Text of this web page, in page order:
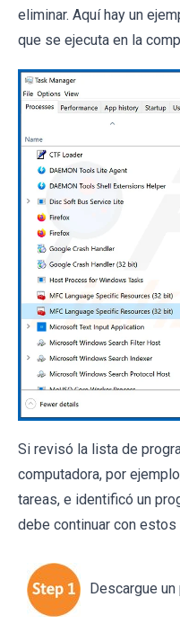
eliminar. Aquí hay un
que se ejecuta en la
Si revisó la lista de
computadora, por
tareas, e identificó un
debe continuar con estos
Descargue